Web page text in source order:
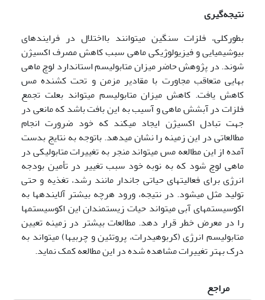
نتیجه‌گیری
بطورکلی، فلزات سنگین می­توانند بااختلال در فرایندهای
بیوشیمیایی و فیزیولوژیکی ماهی سبب کاهش مصرف اکسیژن
شوند. در پژوهش حاضر میزان متابولیسم استاندارد لوچ ماهی
بهایی متعاقب مجاورت با مقادیر مزمن و تحت کشنده مس
کاهش یافت. کاهش میزان متابولیسم می­تواند بعلت تجمع
فلزات در آبشش ماهی و آسیب به این بافت باشد که مانعی در
جهت تبادل اکسیژن ایجاد می­کند که خود ضرورت انجام
مطالعاتی در این زمینه را نشان می‍دهد. باتوجه به نتایج بدست
آمده از این مطالعه مس می‍تواند منجر به تغییرات متابولیکی در
ماهی لوچ شود که به ‌نوبه خود سبب تغییر در تأمین بودجه
انرژی برای فعالیت­های حیاتی جاندار مانند رشد، تغذیه و حتی
تولید مثل می­شود. در نتیجه، ورود هرچه بیشتر آلاینده­ها به
اکوسیستم­های آبی می­تواند حیات زیستمندان این اکوسیستم­ها
را در معرض خطر قرار دهد. مطالعات بیشتر در زمینه تعیین
متابولیسم انرژی (کربوهیدرات، پروتئین و چربی­ها) می­تواند به
درک بهتر تغییرات مشاهده ‌شده در این مطالعه کمک نماید.
مراجع